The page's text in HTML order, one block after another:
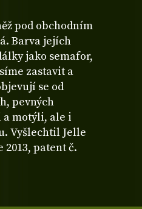
pod obchodním
Barva jejích
jako semafor,
zastavit a
se od
pevných
motýli, ale i
Vyšlechtil Jelle
patent č.